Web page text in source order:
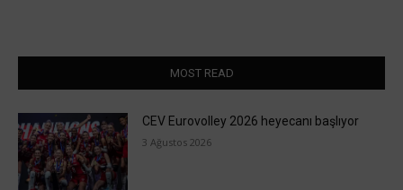
MOST READ
CEV Eurovolley 2026 heyecanı başlıyor
3 Ağustos 2026